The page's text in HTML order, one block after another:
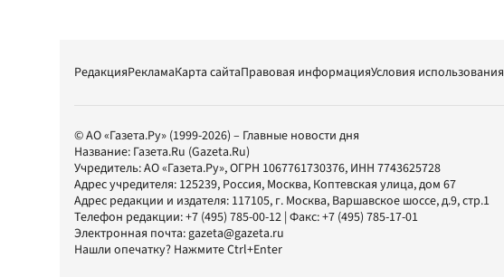
РедакцияРекламаКарта сайтаПравовая информацияУсловия использования
© АО «Газета.Ру» (1999-2026) – Главные новости дня
Название: Газета.Ru (Gazeta.Ru)
Учредитель:АО «Газета.Ру», ОГРН 1067761730376, ИНН 7743625728
Адрес учредителя: 125239, Россия, Москва, Коптевская улица, дом 67
Адрес редакции и издателя: 117105, г. Москва, Варшавское шоссе, д.9, стр.1
Телефон редакции:+7 (495) 785-00-12 | Факс:+7 (495) 785-17-01
Электронная почта:gazeta@gazeta.ru
Нашли опечатку? Нажмите Ctrl+Enter